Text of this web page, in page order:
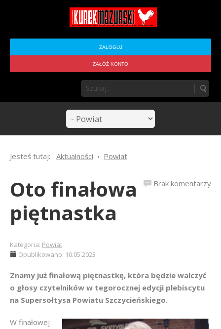
ZALOGUJ
ZAŁÓŻ KONTO
Jesteś tutaj: Aktualności Powiat
Brak komentarzy
Oto finałowa
piętnastka
Kategoria: Powiat
Opublikowano: 10.05.2023
Znamy już finałową piętnastkę, która będzie walczyć
o głosy czytelników w tegorocznej edycji plebiscytu
na Supersołtysa Powiatu Szczycieńskiego.
W finałowej